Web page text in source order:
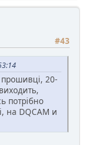
#43
20-
потрібно
на DQCAM и